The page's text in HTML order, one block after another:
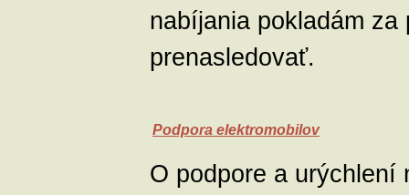
nabíjania pokladám
prenasledovať.
Podpora elektromobilov
O podpore a urýchlení